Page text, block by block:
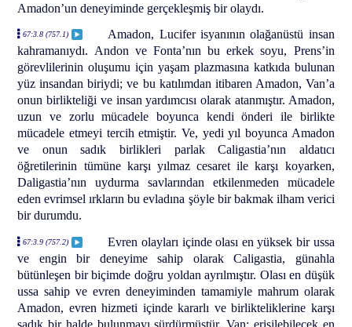
Amadon’un deneyiminde gerçekleşmiş bir olaydı.
67:3.8 (757.1)
Amadon, Lucifer isyanının olağanüstü insan
kahramanıydı. Andon ve Fonta’nın bu erkek soyu, Prens’in
görevlilerinin oluşumu için yaşam plazmasına katkıda bulunan
yüz insandan biriydi; ve bu katılımdan itibaren Amadon, Van’a
onun birlikteliği ve insan yardımcısı olarak atanmıştır. Amadon,
uzun ve zorlu mücadele boyunca kendi önderi ile birlikte
mücadele etmeyi tercih etmiştir. Ve, yedi yıl boyunca Amadon
ve onun sadık birlikleri parlak Caligastia’nın aldatıcı
öğretilerinin tümüne karşı yılmaz cesaret ile karşı koyarken,
Daligastia’nın uydurma savlarından etkilenmeden mücadele
eden evrimsel ırkların bu evladına şöyle bir bakmak ilham verici
bir durumdu.
67:3.9 (757.2)
Evren olayları içinde olası en yüksek bir ussa
ve engin bir deneyime sahip olarak Caligastia, günahla
bütünleşen bir biçimde doğru yoldan ayrılmıştır. Olası en düşük
ussa sahip ve evren deneyiminden tamamiyle mahrum olarak
Amadon, evren hizmeti içinde kararlı ve birlikteliklerine karşı